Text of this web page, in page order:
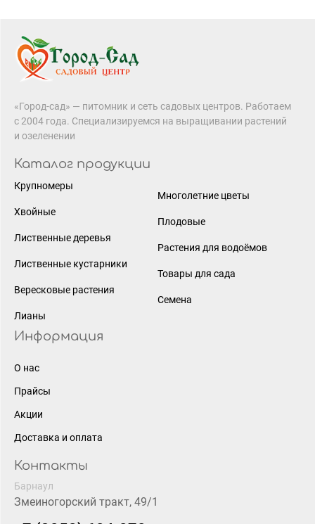
«Город-сад» — питомник и сеть садовых центров. Работаем
с 2004 года. Специализируемся на выращивании растений
и озеленении
Каталог продукции
Крупномеры
Хвойные
Лиственные деревья
Лиственные кустарники
Вересковые растения
Лианы
Многолетние цветы
Плодовые
Растения для водоёмов
Товары для сада
Семена
Информация
О нас
Прайсы
Акции
Доставка и оплата
Контакты
Барнаул
Змеиногорский тракт, 49/1